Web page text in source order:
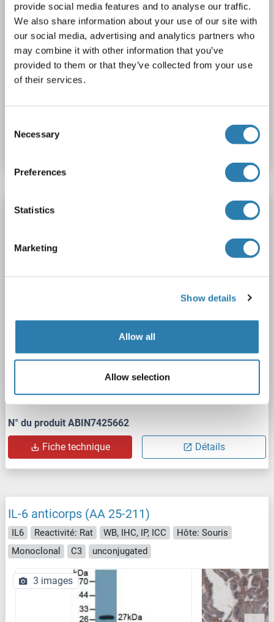
provide social media features and to analyse our traffic.
We also share information about your use of our site with
our social media, advertising and analytics partners who
may combine it with other information that you’ve
provided to them or that they’ve collected from your use
of their services.
Selection
Necessary
Preferences
Statistics
Marketing
Show details
Allow all
Allow selection
Fiche technique
IL-6 anticorps (AA 30-212)
Monoclonal
WB
3 images
N° du produit ABIN7425662
Fiche technique Détails
IL-6 anticorps (AA 25-211)
IL6 Reactivité: Rat WB, IHC, IP, ICC
Hôte: Souris
Monoclonal
C3 unconjugated
3 images